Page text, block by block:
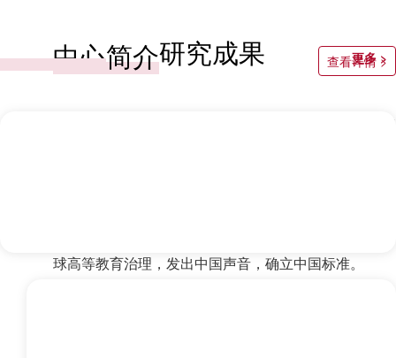
中心简介 查看详情 >
中国人民大学评价研究中心成立于2020年4月17日，为
球高等教育治理，发出中国声音，确立中国标准。
研究成果 更多 >